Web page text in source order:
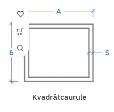
Kvadrātcaurule